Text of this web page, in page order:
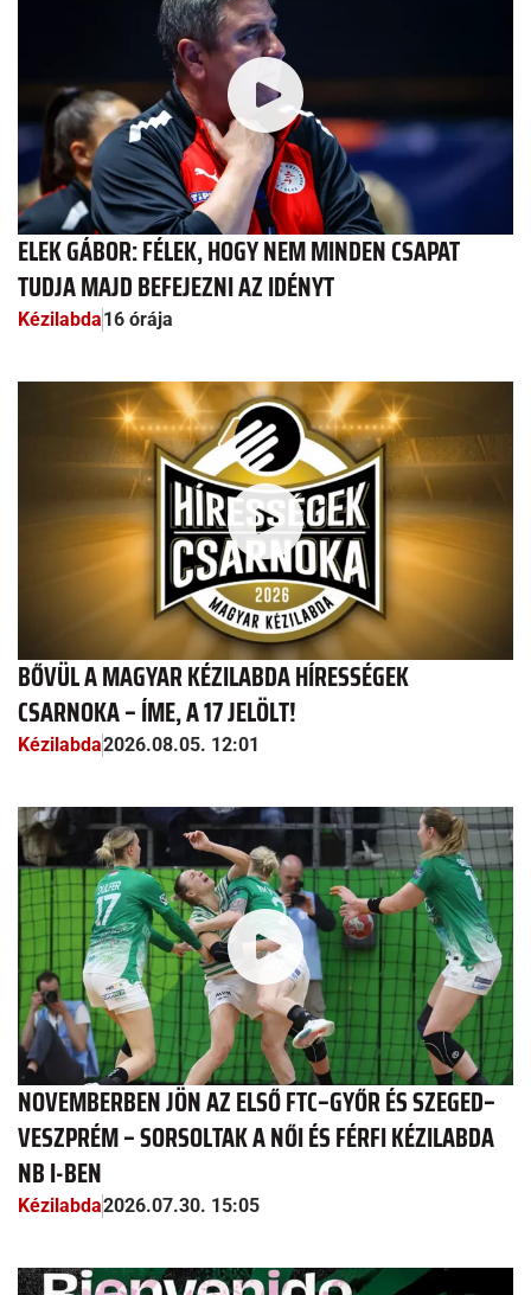
ELEK GÁBOR: FÉLEK, HOGY NEM MINDEN CSAPAT
TUDJA MAJD BEFEJEZNI AZ IDÉNYT
Kézilabda16 órája
BŐVÜL A MAGYAR KÉZILABDA HÍRESSÉGEK
CSARNOKA – ÍME, A 17 JELÖLT!
Kézilabda2026.08.05. 12:01
NOVEMBERBEN JÖN AZ ELSŐ FTC–GYŐR ÉS SZEGED–
VESZPRÉM – SORSOLTAK A NŐI ÉS FÉRFI KÉZILABDA
NB I-BEN
Kézilabda2026.07.30. 15:05